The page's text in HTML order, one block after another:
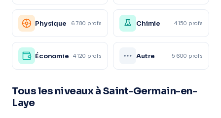
Physique 6 780 profs Chimie 4 150 profs
Économie 4 120 profs Autre 5 600 profs
Tous les niveaux à Saint-Germain-en-
Laye